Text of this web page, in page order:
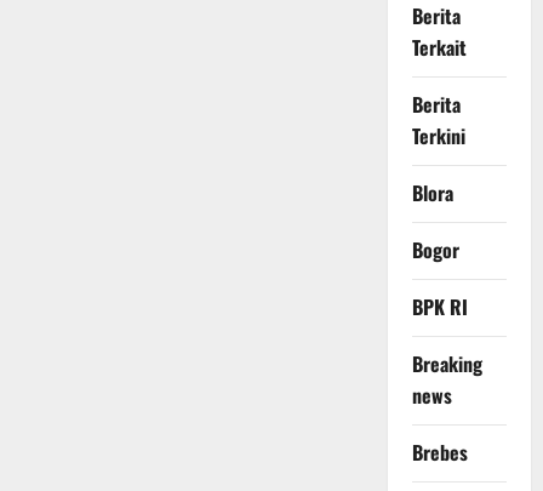
Berita
Terkait
Berita
Terkini
Blora
Bogor
BPK RI
Breaking
news
Brebes